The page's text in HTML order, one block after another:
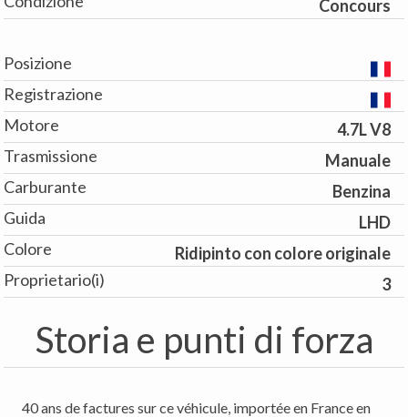
Concours
Posizione
Registrazione
Motore
4.7L V8
Trasmissione
Manuale
Carburante
Benzina
Guida
LHD
Colore
Ridipinto con colore originale
Proprietario(i)
3
Storia e punti di forza
40 ans de factures sur ce véhicule, importée en France en